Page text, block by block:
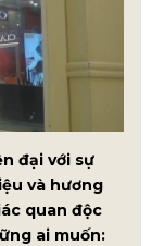
đại với sự
và hương
quan độc
ai muốn: